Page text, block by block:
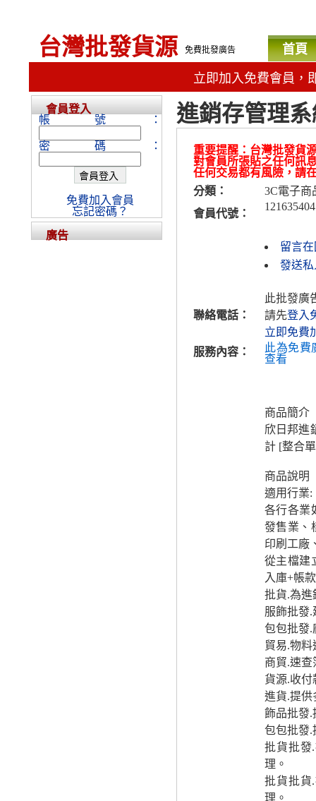
台灣批發貨源 免費批發廣告 首頁
立即加入免費會員，
進銷存管理
重要提醒：台灣批發貨
對會員所張貼之任何訊
任何交易都有風險，請
分類：
3C電子商
會員代號：
留言
發送私
聯絡電話：
此批發廣
請先登入
立即免費
服務內容：
此為免費
查看
商品簡介
欣日邦進
計 [整合
商品說明
適用行業:
各行各業
發售業、
印刷工廠
從主檔建
入庫+帳
批貨.為進
服飾批發
包包批發.
貿易.物
商貿.速
貨源.收
進貨.提供
飾品批發.
包包批發.
批貨批發
理。
批貨批貨
理。
會員登入
帳號：
密碼：
免費加入會員
忘記密碼？
廣告